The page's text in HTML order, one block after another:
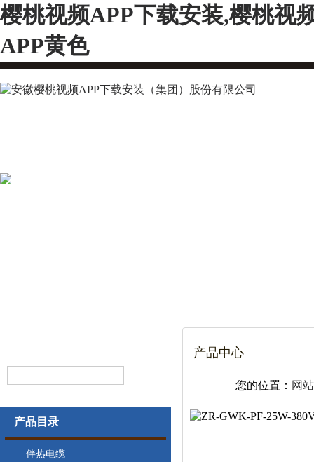
樱桃视频APP下载安装,樱桃视
APP黄色
产品目录
伴热电缆
产品中心
您的位置： 网